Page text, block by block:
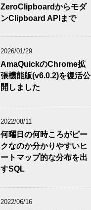
ZeroClipboardからモダ
ンClipboard APIまで
2026/01/29
AmaQuickのChrome拡
張機能版(v6.0.2)を復活公
開しました
2022/08/11
何曜日の何時ころがピー
クなのか分かりやすいヒ
ートマップ的な分布を出
すSQL
2022/06/16